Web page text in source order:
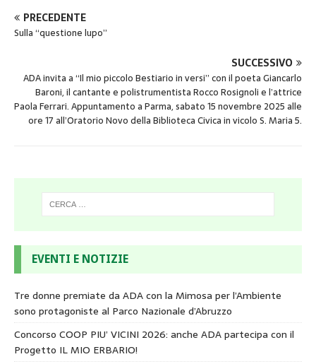
PRECEDENTE
Sulla “questione lupo”
SUCCESSIVO
ADA invita a “Il mio piccolo Bestiario in versi” con il poeta Giancarlo
Baroni, il cantante e polistrumentista Rocco Rosignoli e l’attrice
Paola Ferrari. Appuntamento a Parma, sabato 15 novembre 2025 alle
ore 17 all’Oratorio Novo della Biblioteca Civica in vicolo S. Maria 5.
EVENTI E NOTIZIE
Tre donne premiate da ADA con la Mimosa per l’Ambiente
sono protagoniste al Parco Nazionale d’Abruzzo
Concorso COOP PIU’ VICINI 2026: anche ADA partecipa con il
Progetto IL MIO ERBARIO!